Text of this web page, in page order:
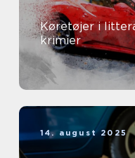
Køretøjer i
krimier
14. august 2025